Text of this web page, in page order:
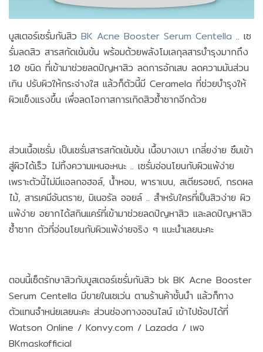
บูสเตอร์เซรั่มกันสิว BK Acne Booster Serum Centella .. เซ
รั่มลดสิว สารสกัดเข้มข้น พร้อมด้วยพลังโมเลกุลสารบำรุงมากถึง
10 ชนิด ที่เข้ามาช่วยลดปัญหาสิว ลดการอักเสบ ลดความมันส่วน
เกิน ปรับผิวให้กระจ่างใส แล้วก็ตัวนี้มี Ceramela ที่ช่วยบำรุงให้
ผิวแข็งแรงขึ้น เพื่อลดโอกาสการเกิดสิวซ้ำซากอีกด้วย
ส่วนเนื้อเซรั่ม เป็นเซรั่มสารสกัดเข้มข้น เนื้อบางเบา เกลี่ยง่าย ซึมเข้า
สู่ผิวได้เร็ว ไม่ทิ้งความเหนอะหนะ .. เซรั่มอ่อนโยนกับผิวแพ้ง่าย
เพราะตัวนี้ไม่มีแอลกอฮอล์, น้ำหอม, พาราเบน, สเตียรอยด์, กรดผล
ไม้, สารเคมีอันตราย, มิเนอรัล ออยล์ .. สำหรับใครที่เป็นสิวง่าย ผิว
แพ้ง่าย อยากได้สกินแคร์ที่เข้ามาช่วยลดปัญหาสิว และลดปัญหาสิว
ซ้ำซาก ตัวที่อ่อนโยนกับผิวแพ้ง่ายจริง ๆ แนะนำเลยนะคะ
ตอนนี้เซ็ตรักษาสิวกับบูสเตอร์เซรั่มกันสิว bk BK Acne Booster
Serum Centella มีขายในเซเว่น ตามร้านค้าชั้นนำ แล้วก็ทาง
ตัวแทนจำหน่ยเลยนะคะ ส่วนช่องทางออนไลน์ เข้าไปช้อปได้ที่
Watson Online / Konvy.com / Lazada / เพจ
BKmaskofficial